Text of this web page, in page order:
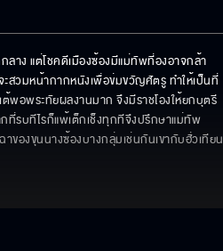
ลาง แต่โชคดีเมืองซ้องมีแม่ทัพที่องอาจกล้า
สวมหน้ากากหนังเพื่อข่มขวัญศัตรู ทำให้เป็นที่
พอพระทัยผลงานมาก จึงมีราชโองให้ยกบุตรี
กที่รบทีไรก็แพ้เต็กเช็งทุกทีจึงปรึกษาแม่ทัพ
ของขุนนางซ้องบางกลุ่มเช่นกันเขากับฮั่วเทียน